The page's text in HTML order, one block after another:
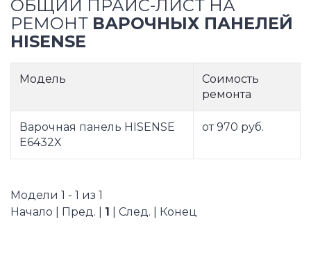
ОБЩИЙ ПРАЙС-ЛИСТ НА
РЕМОНТ ВАРОЧНЫХ ПАНЕЛЕЙ
HISENSE
Модель
Соимость
ремонта
Варочная панель HISENSE
E6432X
от 970 руб.
Модели 1 - 1 из 1
Начало | Пред. | 1 | След. | Конец